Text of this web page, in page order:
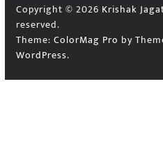
Copyright © 2026 Krishak
reserved.
Theme: ColorMag Pro by
WordPress.